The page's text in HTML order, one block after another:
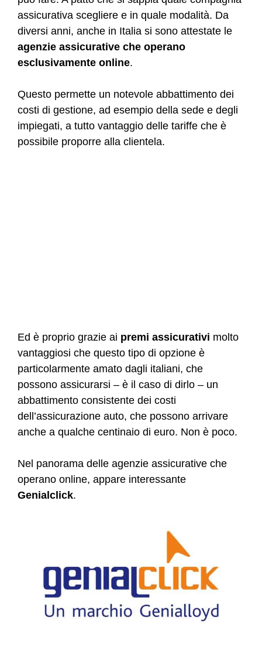
assicurativa scegliere e in quale modalità. Da
diversi anni, anche in Italia si sono attestate le
agenzie assicurative che operano
esclusivamente online.
Questo permette un notevole abbattimento dei
costi di gestione, ad esempio della sede e degli
impiegati, a tutto vantaggio delle tariffe che è
possibile proporre alla clientela.
Ed è proprio grazie ai premi assicurativi molto
vantaggiosi che questo tipo di opzione è
particolarmente amato dagli italiani, che
possono assicurarsi – è il caso di dirlo – un
abbattimento consistente dei costi
dell’assicurazione auto, che possono arrivare
anche a qualche centinaio di euro. Non è poco.
Nel panorama delle agenzie assicurative che
operano online, appare interessante
Genialclick.